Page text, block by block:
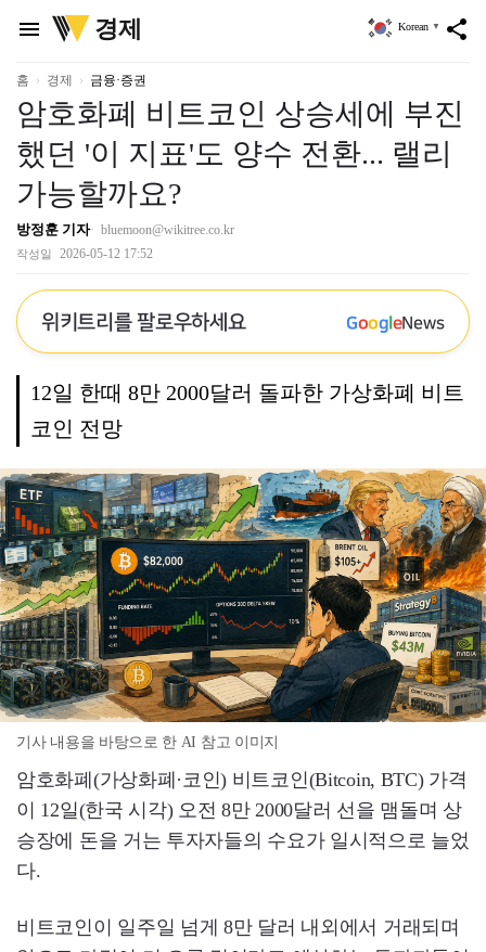
menu
위
키
리
경제 share
Korean ▼
홈 경제 금융·증권
암호화폐 비트코인 상승세에 부진
했던 '이 지표'도 양수 전환... 랠리
가능할까요?
방정훈 기자 bluemoon@wikitree.co.kr
작성일 2026-05-12 17:52
위키트리를 팔로우하세요 GoogleNews
12일 한때 8만 2000달러 돌파한 가상화폐 비트
코인 전망
기사 내용을 바탕으로 한 AI 참고 이미지
암호화폐(가상화폐·코인) 비트코인(Bitcoin, BTC) 가격
이 12일(한국 시각) 오전 8만 2000달러 선을 맴돌며 상
승장에 돈을 거는 투자자들의 수요가 일시적으로 늘었
다.
비트코인이 일주일 넘게 8만 달러 내외에서 거래되며